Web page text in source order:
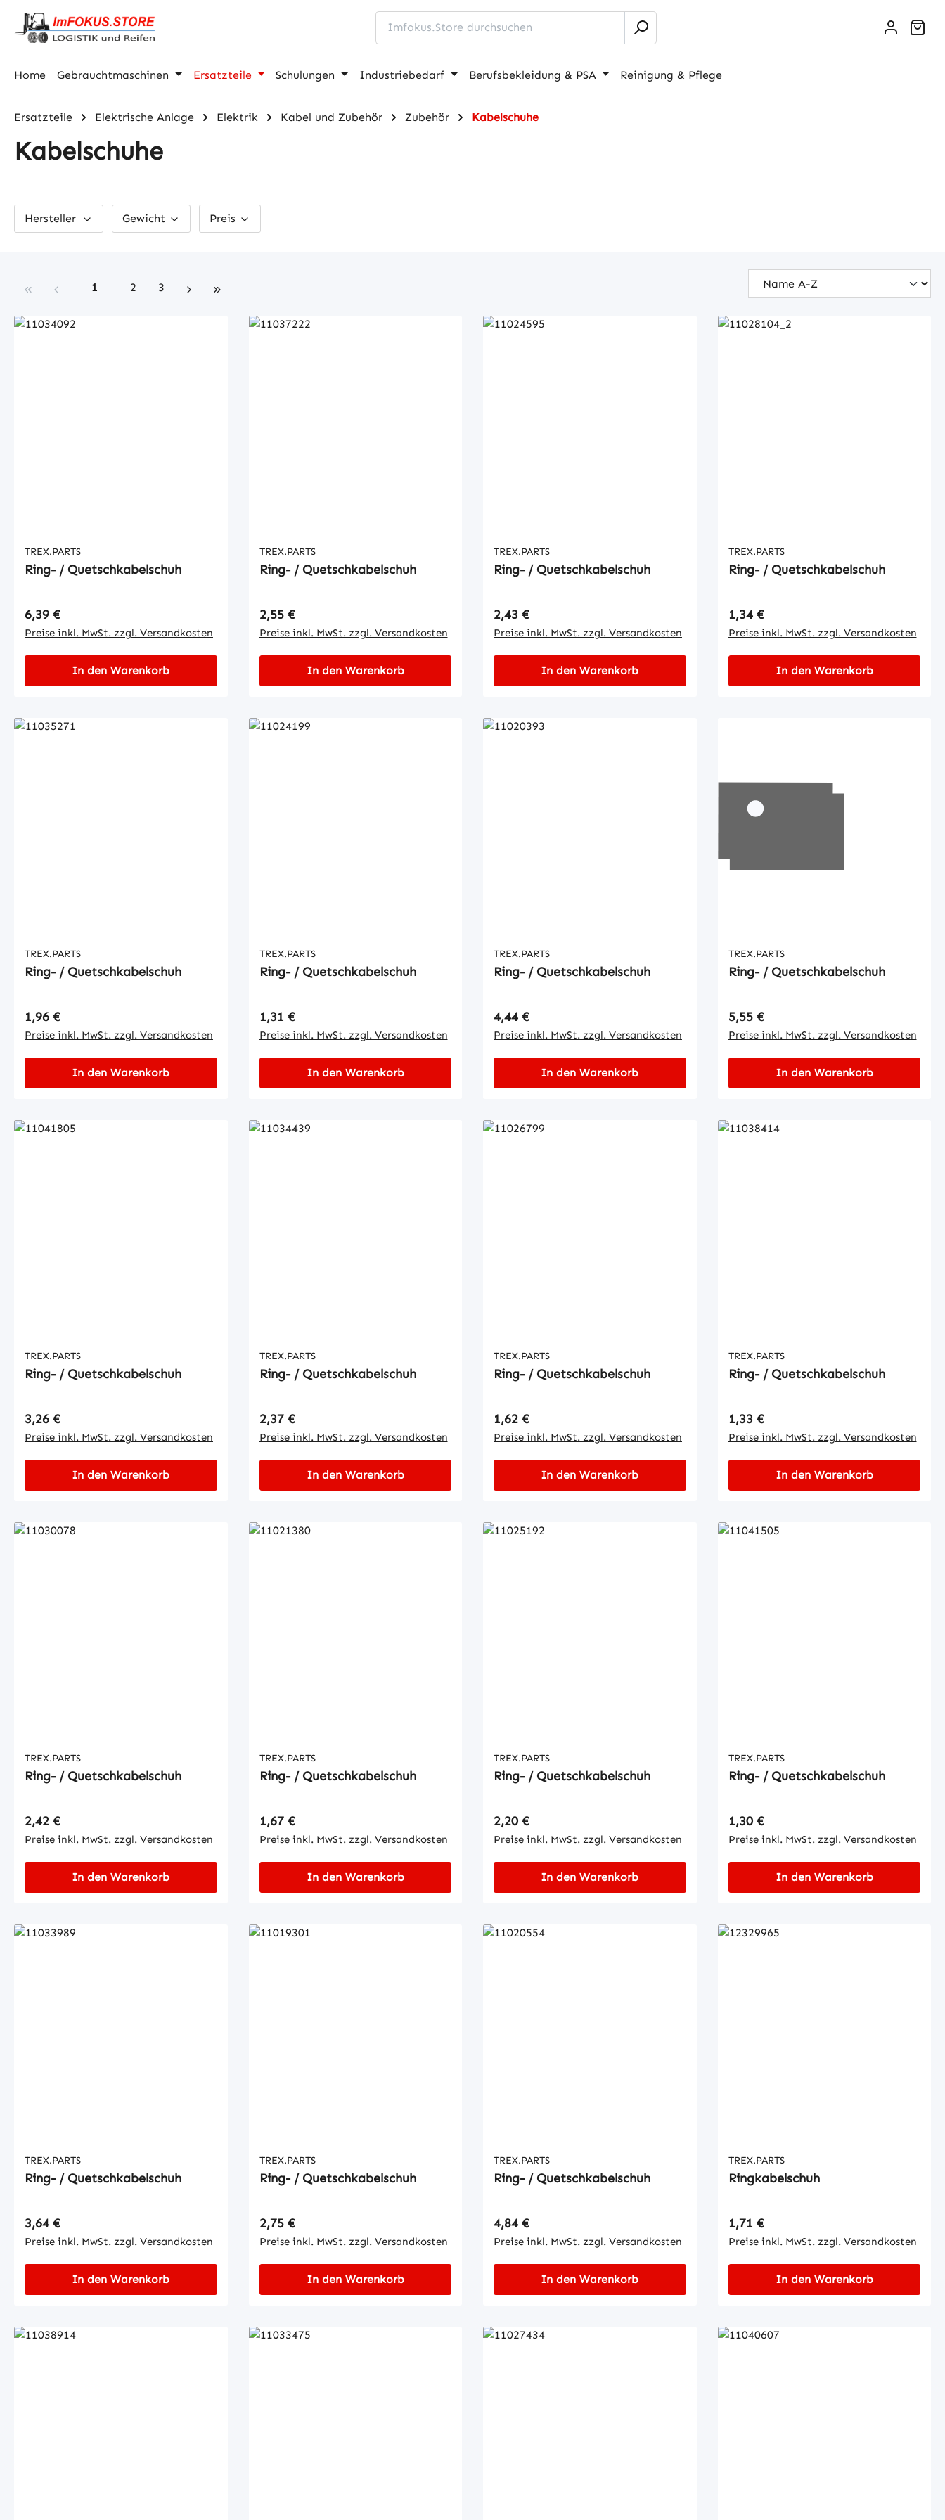
Hauptinhalt springen
Zur Suche springen
Zur Hauptnavigation springen
Home Gebrauchtmaschinen Ersatzteile Schulungen Industriebedarf Berufsbekleidung & PSA Reinigung & Pflege
Ersatzteile Elektrische Anlage Elektrik Kabel und Zubehör Zubehör Kabelschuhe
Kabelschuhe
Hersteller Gewicht Preis
Seite
1 Seite
2 Seite
3
TREX.PARTS
Ring- / Quetschkabelschuh
Regulärer Preis:
6,39 €
Preise inkl. MwSt. zzgl. Versandkosten
In den Warenkorb
TREX.PARTS
Ring- / Quetschkabelschuh
Regulärer Preis:
2,55 €
Preise inkl. MwSt. zzgl. Versandkosten
In den Warenkorb
TREX.PARTS
Ring- / Quetschkabelschuh
Regulärer Preis:
2,43 €
Preise inkl. MwSt. zzgl. Versandkosten
In den Warenkorb
TREX.PARTS
Ring- / Quetschkabelschuh
Regulärer Preis:
1,34 €
Preise inkl. MwSt. zzgl. Versandkosten
In den Warenkorb
TREX.PARTS
Ring- / Quetschkabelschuh
Regulärer Preis:
1,96 €
Preise inkl. MwSt. zzgl. Versandkosten
In den Warenkorb
TREX.PARTS
Ring- / Quetschkabelschuh
Regulärer Preis:
1,31 €
Preise inkl. MwSt. zzgl. Versandkosten
In den Warenkorb
TREX.PARTS
Ring- / Quetschkabelschuh
Regulärer Preis:
4,44 €
Preise inkl. MwSt. zzgl. Versandkosten
In den Warenkorb
TREX.PARTS
Ring- / Quetschkabelschuh
Regulärer Preis:
5,55 €
Preise inkl. MwSt. zzgl. Versandkosten
In den Warenkorb
TREX.PARTS
Ring- / Quetschkabelschuh
Regulärer Preis:
3,26 €
Preise inkl. MwSt. zzgl. Versandkosten
In den Warenkorb
TREX.PARTS
Ring- / Quetschkabelschuh
Regulärer Preis:
2,37 €
Preise inkl. MwSt. zzgl. Versandkosten
In den Warenkorb
TREX.PARTS
Ring- / Quetschkabelschuh
Regulärer Preis:
1,62 €
Preise inkl. MwSt. zzgl. Versandkosten
In den Warenkorb
TREX.PARTS
Ring- / Quetschkabelschuh
Regulärer Preis:
1,33 €
Preise inkl. MwSt. zzgl. Versandkosten
In den Warenkorb
TREX.PARTS
Ring- / Quetschkabelschuh
Regulärer Preis:
2,42 €
Preise inkl. MwSt. zzgl. Versandkosten
In den Warenkorb
TREX.PARTS
Ring- / Quetschkabelschuh
Regulärer Preis:
1,67 €
Preise inkl. MwSt. zzgl. Versandkosten
In den Warenkorb
TREX.PARTS
Ring- / Quetschkabelschuh
Regulärer Preis:
2,20 €
Preise inkl. MwSt. zzgl. Versandkosten
In den Warenkorb
TREX.PARTS
Ring- / Quetschkabelschuh
Regulärer Preis:
1,30 €
Preise inkl. MwSt. zzgl. Versandkosten
In den Warenkorb
TREX.PARTS
Ring- / Quetschkabelschuh
Regulärer Preis:
3,64 €
Preise inkl. MwSt. zzgl. Versandkosten
In den Warenkorb
TREX.PARTS
Ring- / Quetschkabelschuh
Regulärer Preis:
2,75 €
Preise inkl. MwSt. zzgl. Versandkosten
In den Warenkorb
TREX.PARTS
Ring- / Quetschkabelschuh
Regulärer Preis:
4,84 €
Preise inkl. MwSt. zzgl. Versandkosten
In den Warenkorb
TREX.PARTS
Ringkabelschuh
Regulärer Preis:
1,71 €
Preise inkl. MwSt. zzgl. Versandkosten
In den Warenkorb